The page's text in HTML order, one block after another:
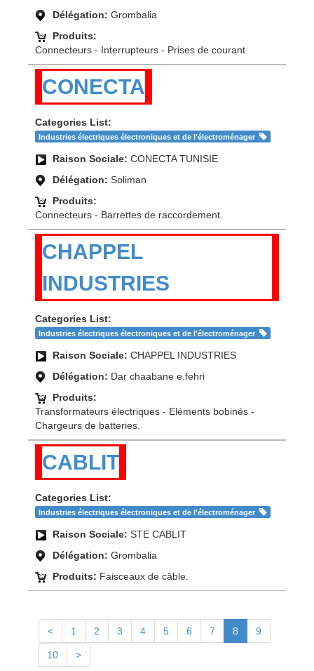
Délégation: Grombalia
Produits:
Connecteurs - Interrupteurs - Prises de courant.
CONECTA
Categories List:
Industries électriques électroniques et de l'électroménager
Raison Sociale: CONECTA TUNISIE
Délégation: Soliman
Produits:
Connecteurs - Barrettes de raccordement.
CHAPPEL
INDUSTRIES
Categories List:
Industries électriques électroniques et de l'électroménager
Raison Sociale: CHAPPEL INDUSTRIES
Délégation: Dar chaabane e.fehri
Produits:
Transformateurs électriques - Eléments bobinés -
Chargeurs de batteries.
CABLIT
Categories List:
Industries électriques électroniques et de l'électroménager
Raison Sociale: STE CABLIT
Délégation: Grombalia
Produits: Faisceaux de câble.
< 1 2 3 4 5 6 7 8 9
10 >